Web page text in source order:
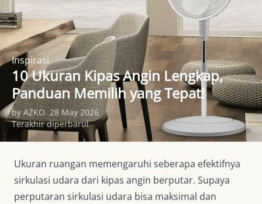
Inspirasi
10 Ukuran Kipas Angin Lengkap,
Panduan Memilih yang Tepat!
by AZKO 28 May 2026
Terakhir diperbarui
Ukuran ruangan memengaruhi seberapa efektifnya
sirkulasi udara dari kipas angin berputar. Supaya
perputaran sirkulasi udara bisa maksimal dan